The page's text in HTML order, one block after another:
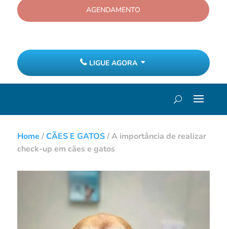
AGENDAMENTO
LIGUE AGORA
Home /CÃES E GATOS/A importância de realizar
check-up em cães e gatos